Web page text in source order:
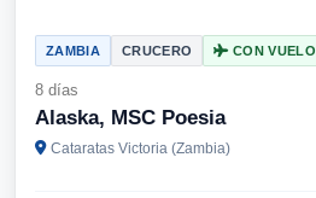
ZAMBIA CRUCERO CON VUELO
8 días
Alaska, MSC Poesia
Cataratas Victoria (Zambia)